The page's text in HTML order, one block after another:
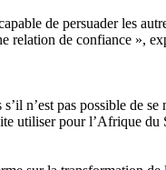
de persuader les
relation de confiance »,
n’est pas possible de
utiliser pour l’Afrique